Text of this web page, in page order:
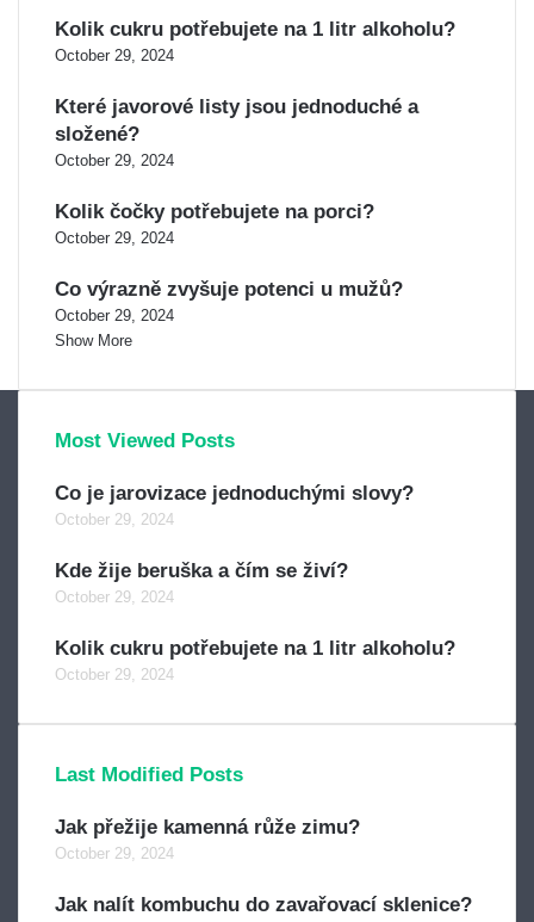
Kolik cukru potřebujete na 1 litr alkoholu?
October 29, 2024
Které javorové listy jsou jednoduché a
složené?
October 29, 2024
Kolik čočky potřebujete na porci?
October 29, 2024
Co výrazně zvyšuje potenci u mužů?
October 29, 2024
Show More
Most Viewed Posts
Co je jarovizace jednoduchými slovy?
October 29, 2024
Kde žije beruška a čím se živí?
October 29, 2024
Kolik cukru potřebujete na 1 litr alkoholu?
October 29, 2024
Last Modified Posts
Jak přežije kamenná růže zimu?
October 29, 2024
Jak nalít kombuchu do zavařovací sklenice?